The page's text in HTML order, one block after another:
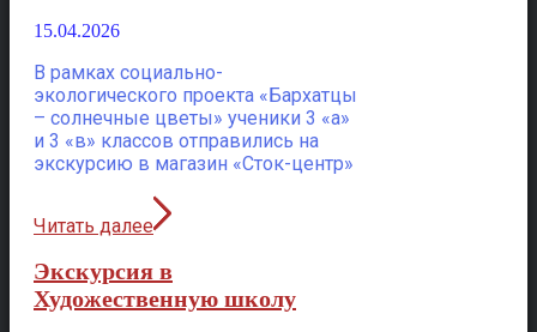
15.04.2026
В рамках социально-
экологического проекта «Бархатцы
– солнечные цветы» ученики 3 «а»
и 3 «в» классов отправились на
экскурсию в магазин «Сток-центр»
Читать далее
Экскурсия в
Художественную школу